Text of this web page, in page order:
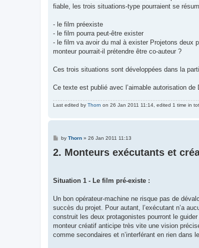
fiable, les trois situations-type pourraient se
- le film préexiste
- le film pourra peut-être exister
- le film va avoir du mal à exister Projetons deux
monteur pourrait-il prétendre être co-auteur ?
Ces trois situations sont développées dans la
Ce texte est publié avec l’aimable autorisation
Last edited by Thorn on 26 Jan 2011 11:14, edited 1 time in
P
t
by Thorn» 26 Jan 2011 11:13
2. Monteurs exécutants et
Situation 1 - Le film pré-existe :
Un bon opérateur-machine ne risque pas de
succès du projet. Pour autant, l’exécutant n’a
construit les deux protagonistes pourront le
monteur créatif anticipe très vite une vision
comme secondaires et n’interférant en rien dans